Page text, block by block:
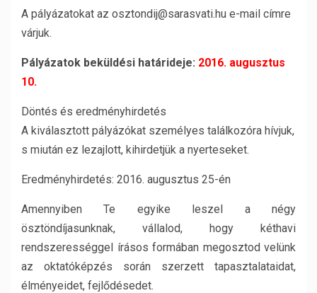
A pályázatokat az osztondij@sarasvati.hu e-mail címre
várjuk.
Pályázatok beküldési határideje: 2016. augusztus
10.
Döntés és eredményhirdetés
A kiválasztott pályázókat személyes találkozóra hívjuk,
s miután ez lezajlott, kihirdetjük a nyerteseket.
Eredményhirdetés: 2016. augusztus 25-én
Amennyiben Te egyike leszel a négy
ösztöndíjasunknak, vállalod, hogy kéthavi
rendszerességgel írásos formában megosztod velünk
az oktatóképzés során szerzett tapasztalataidat,
élményeidet, fejlődésedet.